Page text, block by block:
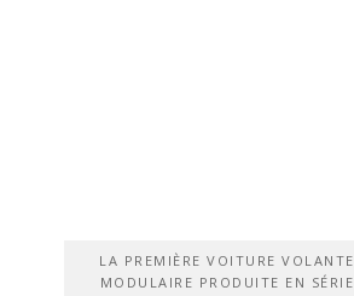
LA PREMIÈRE VOITURE VOLANTE
MODULAIRE PRODUITE EN SÉRIE